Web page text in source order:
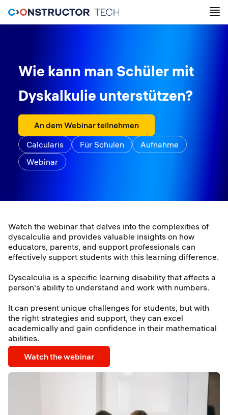
Wie kann man Schüler mit
Dyskalkulie unterstützen?
An dem Webinar teilnehmen
Calcularis
Für Schulen
Aufnahme
Webinar
Watch the webinar that delves into the complexities of
dyscalculia and provides valuable insights on how
educators, parents, and support professionals can
effectively support students with this learning difference.
Dyscalculia is a specific learning disability that affects a
person's ability to understand and work with numbers.
It can present unique challenges for students, but with
the right strategies and support, they can excel
academically and gain confidence in their mathematical
abilities.
Watch the webinar